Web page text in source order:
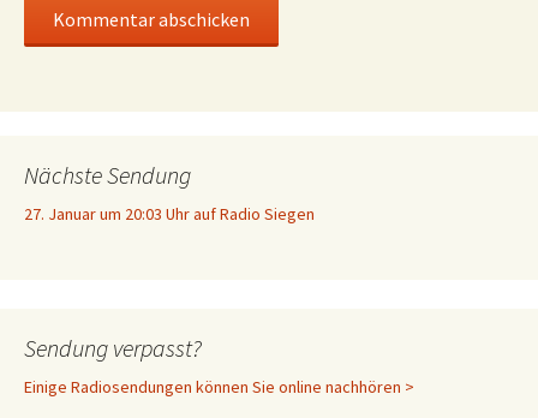
Nächste Sendung
27. Januar um 20:03 Uhr auf Radio Siegen
Sendung verpasst?
Einige Radiosendungen können Sie online nachhören >